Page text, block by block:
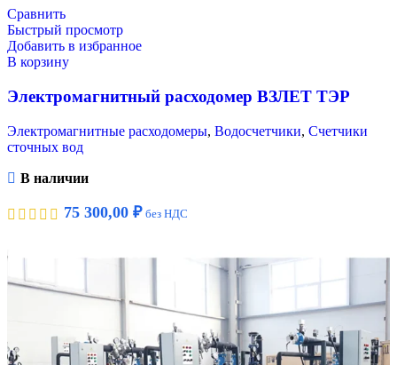
Сравнить
Быстрый просмотр
Добавить в избранное
В корзину
Электромагнитный расходомер ВЗЛЕТ ТЭР
Электромагнитные расходомеры, Водосчетчики, Счетчики
сточных вод
В наличии
75 300,00 ₽ без НДС